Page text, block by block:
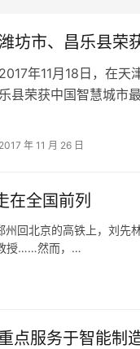
潍坊市、昌乐县荣
2017年11月18日，在天
乐县荣获中国智慧城市
2017 年 11 月 26 日
在全国前列
回北京的高铁上，刘先
授……然而，…
点服务于智能制